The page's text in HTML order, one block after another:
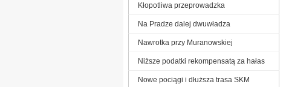
Kłopotliwa przeprowadzka
Na Pradze dalej dwuwładza
Nawrotka przy Muranowskiej
Niższe podatki rekompensatą za hałas
Nowe pociągi i dłuższa trasa SKM